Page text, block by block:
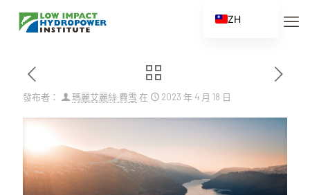
發布者： 瑪麗艾麗絲·費雪 在 2023 年 4 月 18 日
ZH